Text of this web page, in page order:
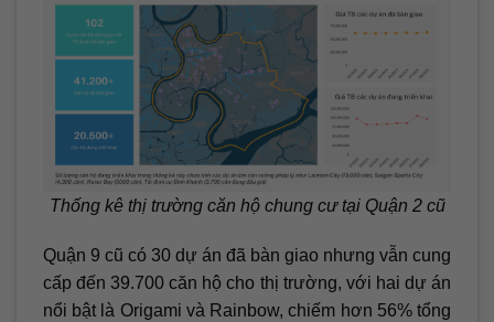
Thống kê thị trường căn hộ chung cư tại Quận 2 cũ
Quận 9 cũ có 30 dự án đã bàn giao nhưng vẫn cung
cấp đến 39.700 căn hộ cho thị trường, với hai dự án
nổi bật là Origami và Rainbow, chiếm hơn 56% tổng